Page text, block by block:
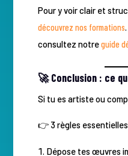
Pour y voir clair et
découvrez nos formations
consultez notreguide
🚀 Conclusion : ce
Si tu es artiste ou
👉 3 règles
Dépose tes œuvres